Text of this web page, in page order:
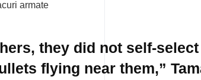
they did not self-
flying near them,”